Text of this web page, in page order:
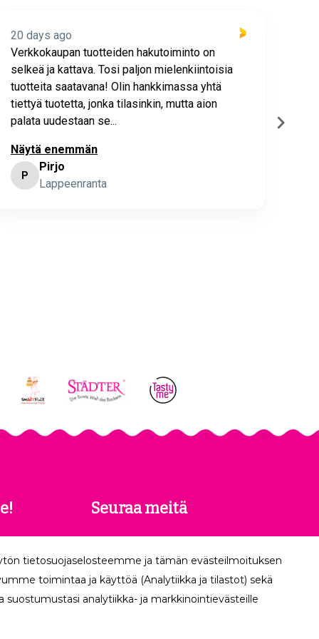
20 days ago
Verkkokaupan tuotteiden hakutoiminto on
selkeä ja kattava. Tosi paljon mielenkiintoisia
tuotteita saatavana! Olin hankkimassa yhtä
tiettyä tuotetta, jonka tilasinkin, mutta aion
palata uudestaan se...
Näytä enemmän
P
Pirjo
Lappeenranta
Tilaa
Seuraa meitä
tietosuojaselosteemme ja tämän evästeilmoituksen
toimintaa ja käyttöä (Analytiikka ja tilastot) sekä
analytiikka- ja markkinointievästeille